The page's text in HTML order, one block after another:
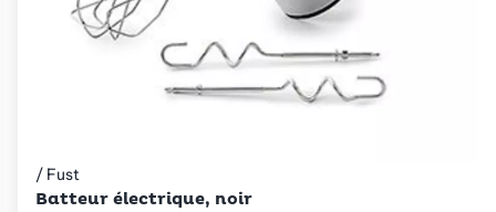
Betty Bossi
/ Fust
Batteur électrique, noir